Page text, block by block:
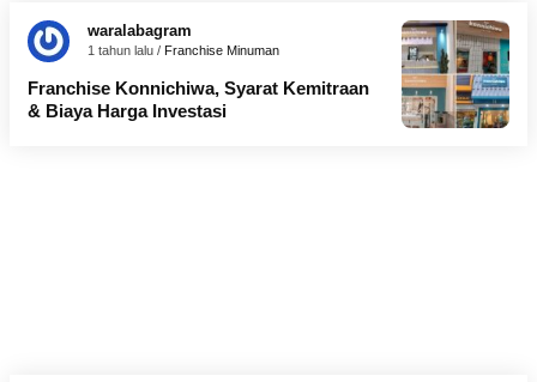
waralabagram
1 tahun lalu / Franchise Minuman
Franchise Konnichiwa, Syarat Kemitraan
& Biaya Harga Investasi